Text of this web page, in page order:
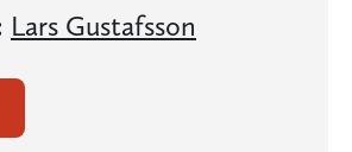
Lars Gustafsson